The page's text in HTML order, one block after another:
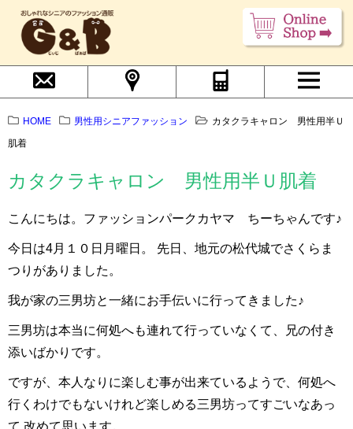
HOME 男性用シニアファッション
カタクラキャロン 男性用半Ｕ
肌着
カタクラキャロン 男性用半Ｕ肌着
こんにちは。ファッションパークカヤマ ちーちゃんです♪
今日は4月１０日月曜日。 先日、地元の松代城でさくらま
つりがありました。
我が家の三男坊と一緒にお手伝いに行ってきました♪
三男坊は本当に何処へも連れて行っていなくて、兄の付き
添いばかりです。
ですが、本人なりに楽しむ事が出来ているようで、何処へ
行くわけでもないけれど楽しめる三男坊ってすごいなあっ
て 改めて思います。